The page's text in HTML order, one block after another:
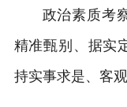
政治素质考
精准甄别、据实
持实事求是、客